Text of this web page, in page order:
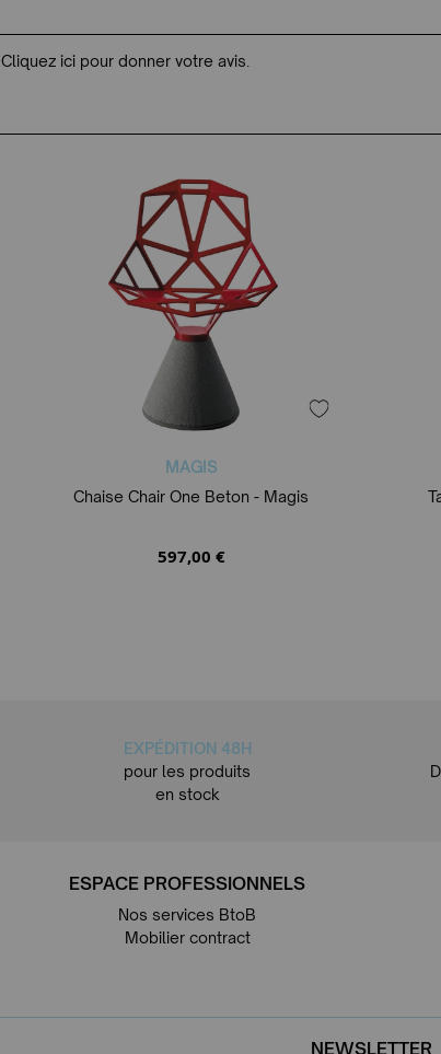
Cliquez ici pour donner votre avis.
MAGIS
Chaise Chair One Beton - Magis
597,00 €
EXPÉDITION 48H
pour les produits
en stock
ESPACE PROFESSIONNELS
Nos services BtoB
Mobilier contract
NEWSLETTER